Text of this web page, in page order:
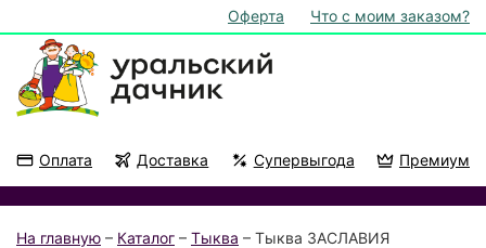
Оферта Что с моим заказом?
Оплата Доставка Супервыгода Премиум
На главную – Каталог – Тыква – Тыква ЗАСЛАВИЯ